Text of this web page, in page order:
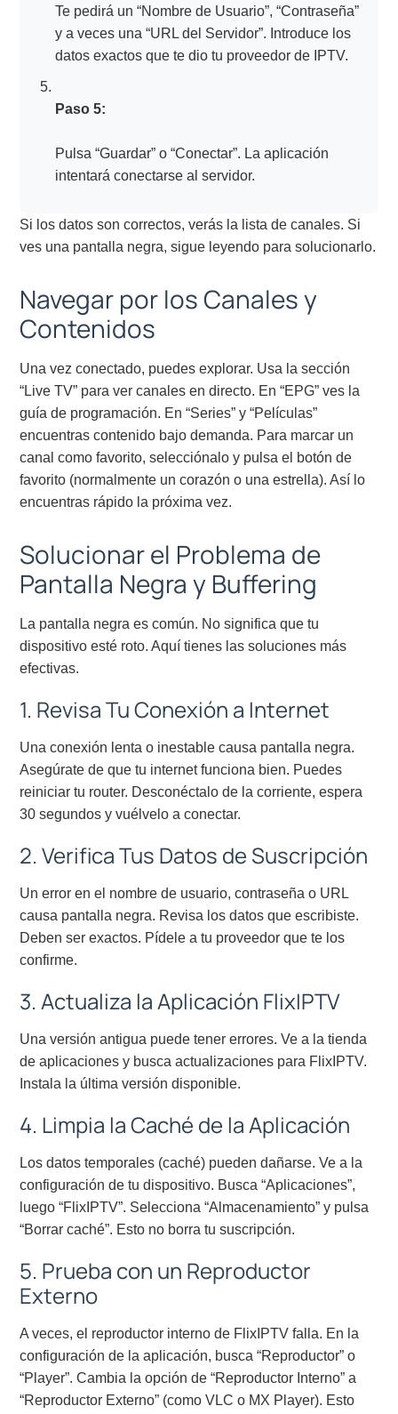
Te pedirá un “Nombre de Usuario”, “Contraseña”
y a veces una “URL del Servidor”. Introduce los
datos exactos que te dio tu proveedor de IPTV.
Paso 5:
Pulsa “Guardar” o “Conectar”. La aplicación
intentará conectarse al servidor.
Si los datos son correctos, verás la lista de canales. Si
ves una pantalla negra, sigue leyendo para solucionarlo.
Navegar por los Canales y
Contenidos
Una vez conectado, puedes explorar. Usa la sección
“Live TV” para ver canales en directo. En “EPG” ves la
guía de programación. En “Series” y “Películas”
encuentras contenido bajo demanda. Para marcar un
canal como favorito, selecciónalo y pulsa el botón de
favorito (normalmente un corazón o una estrella). Así lo
encuentras rápido la próxima vez.
Solucionar el Problema de
Pantalla Negra y Buffering
La pantalla negra es común. No significa que tu
dispositivo esté roto. Aquí tienes las soluciones más
efectivas.
1. Revisa Tu Conexión a Internet
Una conexión lenta o inestable causa pantalla negra.
Asegúrate de que tu internet funciona bien. Puedes
reiniciar tu router. Desconéctalo de la corriente, espera
30 segundos y vuélvelo a conectar.
2. Verifica Tus Datos de Suscripción
Un error en el nombre de usuario, contraseña o URL
causa pantalla negra. Revisa los datos que escribiste.
Deben ser exactos. Pídele a tu proveedor que te los
confirme.
3. Actualiza la Aplicación FlixIPTV
Una versión antigua puede tener errores. Ve a la tienda
de aplicaciones y busca actualizaciones para FlixIPTV.
Instala la última versión disponible.
4. Limpia la Caché de la Aplicación
Los datos temporales (caché) pueden dañarse. Ve a la
configuración de tu dispositivo. Busca “Aplicaciones”,
luego “FlixIPTV”. Selecciona “Almacenamiento” y pulsa
“Borrar caché”. Esto no borra tu suscripción.
5. Prueba con un Reproductor
Externo
A veces, el reproductor interno de FlixIPTV falla. En la
configuración de la aplicación, busca “Reproductor” o
“Player”. Cambia la opción de “Reproductor Interno” a
“Reproductor Externo” (como VLC o MX Player). Esto